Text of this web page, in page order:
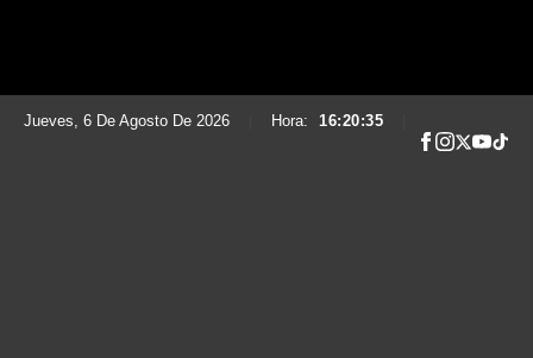
Jueves, 6 De Agosto De 2026 Hora: 16:20:36